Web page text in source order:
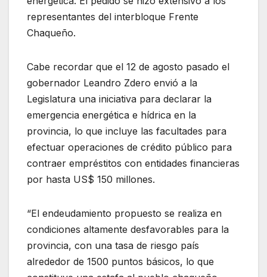
representantes del interbloque Frente
Chaqueño.
Cabe recordar que el 12 de agosto pasado el
gobernador Leandro Zdero envió a la
Legislatura una iniciativa para declarar la
emergencia energética e hídrica en la
provincia, lo que incluye las facultades para
efectuar operaciones de crédito público para
contraer empréstitos con entidades financieras
por hasta US$ 150 millones.
“El endeudamiento propuesto se realiza en
condiciones altamente desfavorables para la
provincia, con una tasa de riesgo país
alrededor de 1500 puntos básicos, lo que